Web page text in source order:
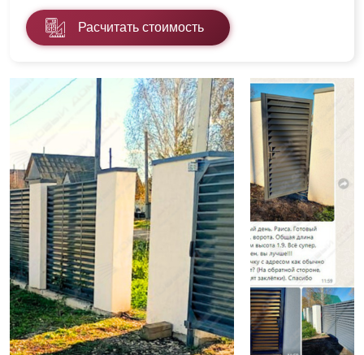
Расчитать стоимость